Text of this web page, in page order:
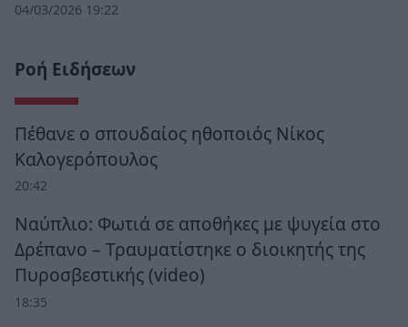
04/03/2026 19:22
Ροή Ειδήσεων
Πέθανε ο σπουδαίος ηθοποιός Νίκος
Καλογερόπουλος
20:42
Ναύπλιο: Φωτιά σε αποθήκες με ψυγεία στο
Δρέπανο – Τραυματίστηκε ο διοικητής της
Πυροσβεστικής (video)
18:35